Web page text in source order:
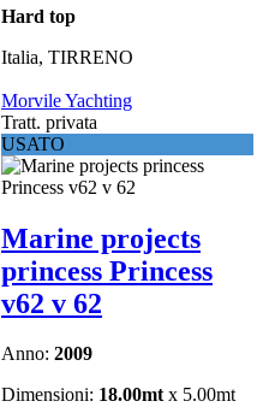
Hard top
Italia, TIRRENO
Morvile Yachting
Tratt. privata
USATO
Marine projects
princess Princess
v62 v 62
Anno: 2009
Dimensioni: 18.00mtx 5.00mt